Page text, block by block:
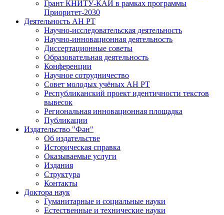
Грант КНИТУ-КАИ в рамках программы
Приоритет-2030
Деятельность АН РТ
Научно-исследовательская деятельность
Научно-инновационная деятельность
Диссертационные советы
Образовательная деятельность
Конференции
Научное сотрудничество
Совет молодых учёных АН РТ
Республиканский проект идентичности текстов
вывесок
Региональная инновационная площадка
Публикации
Издательство "Фән"
Об издательстве
Историческая справка
Оказываемые услуги
Издания
Структура
Контакты
Доктора наук
Гуманитарные и социальные науки
Естественные и технические науки